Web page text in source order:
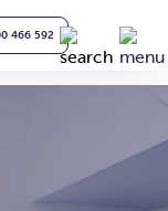
466 592